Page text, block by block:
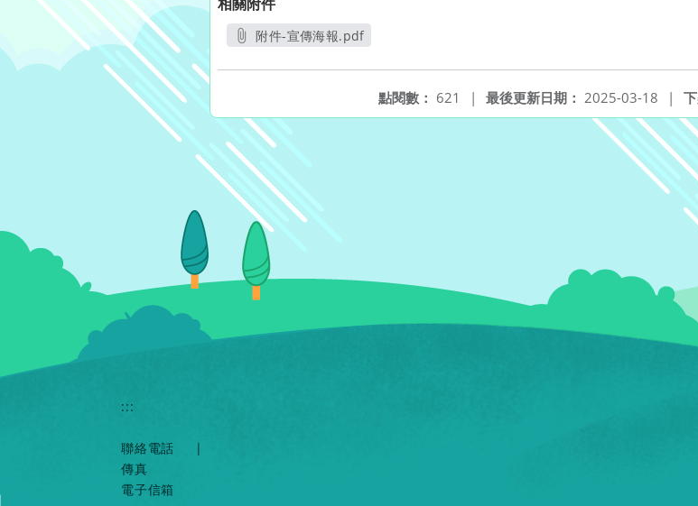
附件-宣傳海報.pdf
最後更新日期： 2025-03-18 |
點閱數： 621 |
:::
聯絡電話
|
傳真
電子信箱